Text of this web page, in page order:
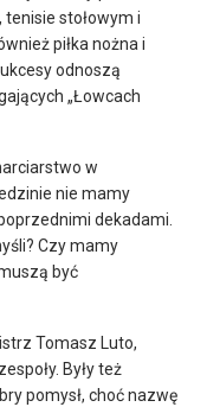
tenisie stołowym i
piłka nożna i
odnoszą
„Łowcach
w
nie mamy
dekadami.
Czy mamy
być
Tomasz Luto,
Były też
pomysł, choć nazwę